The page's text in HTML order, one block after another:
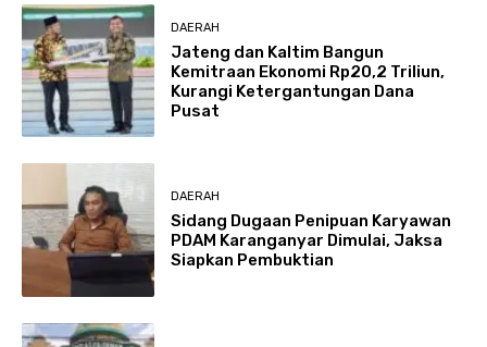
DAERAH
Jateng dan Kaltim Bangun
Kemitraan Ekonomi Rp20,2 Triliun,
Kurangi Ketergantungan Dana
Pusat
DAERAH
Sidang Dugaan Penipuan Karyawan
PDAM Karanganyar Dimulai, Jaksa
Siapkan Pembuktian